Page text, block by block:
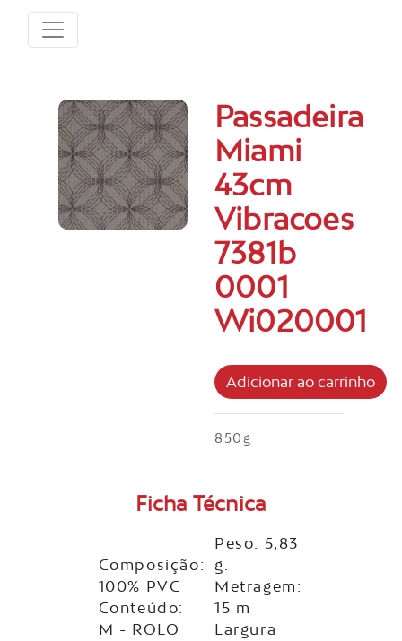
Passadeira
Miami
43cm
Vibracoes
7381b
0001
Wi020001
850g
Ficha Técnica
Composição:
100% PVC
Conteúdo:
M - ROLO
Peso: 5,83
g.
Metragem:
15 m
Largura